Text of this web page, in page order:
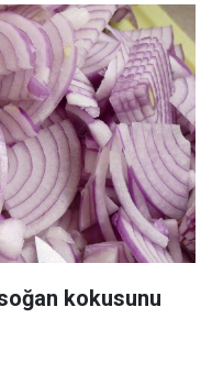
kokusunu